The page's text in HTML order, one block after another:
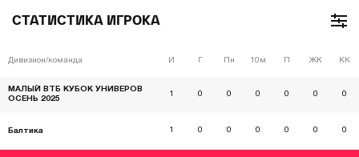
СТАТИСТИКА ИГРОКА
Дивизион/команда И Пн 10м ЖК КК
МАЛЫЙ ВТБ КУБОК УНИВЕРОВ
ОСЕНЬ 2025
1 0 0 0 0 0 0
Балтика 1 0 0 0 0 0 0